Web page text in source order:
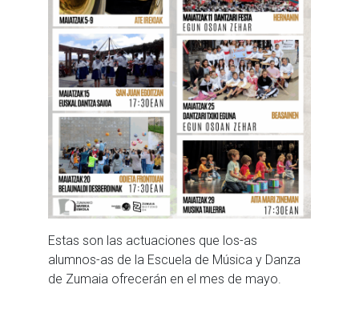
Estas son las actuaciones que los-as
alumnos-as de la Escuela de Música y Danza
de Zumaia ofrecerán en el mes de mayo.